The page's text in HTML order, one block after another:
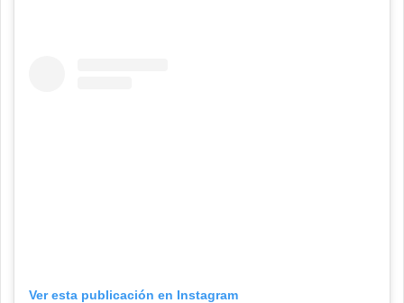
Ver esta publicación en Instagram